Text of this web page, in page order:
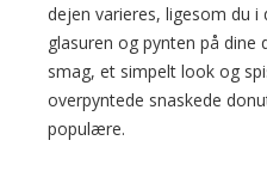
dejen varieres, ligesom du i
glasuren og pynten på
smag, et simpelt look og
overpyntede snaskede
populære.